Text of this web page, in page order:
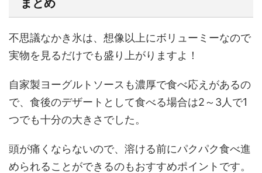
不思議なかき氷は、想像以上にボリューミーなので
実物を見るだけでも盛り上がりますよ！
自家製ヨーグルトソースも濃厚で食べ応えがあるの
で、食後のデザートとして食べる場合は2～3人で1
つでも十分の大きさでした。
頭が痛くならないので、溶ける前にパクパク食べ進
められることができるのもおすすめポイントです。